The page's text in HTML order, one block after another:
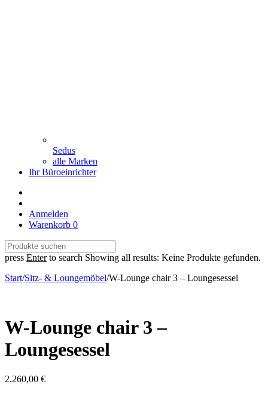
Sedus
alle Marken
Ihr Büroeinrichter
Anmelden
Warenkorb 0
press Enterto search Showing all results: Keine Produkte gefunden.
Start/Sitz- & Loungemöbel/W-Lounge chair 3 – Loungesessel
W-Lounge chair 3 –
Loungesessel
2.260,00 €